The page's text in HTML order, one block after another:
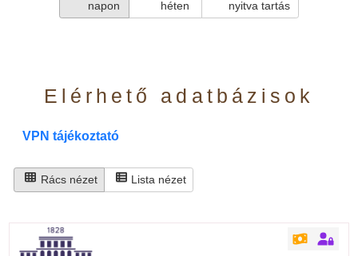
napon
héten
nyitva tartás
Elérhető adatbázisok
VPN tájékoztató
Rács nézet Lista nézet